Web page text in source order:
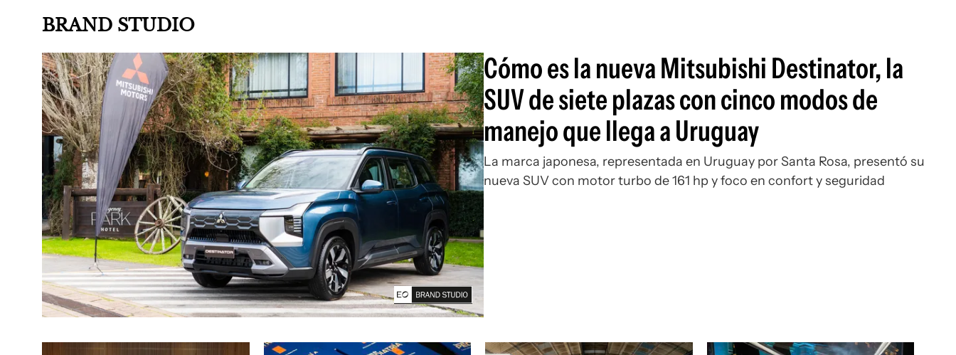
BRAND STUDIO
Cómo es la nueva Mitsubishi Destinator, la
SUV de siete plazas con cinco modos de
manejo que llega a Uruguay
La marca japonesa, representada en Uruguay por Santa Rosa, presentó su
nueva SUV con motor turbo de 161 hp y foco en confort y seguridad